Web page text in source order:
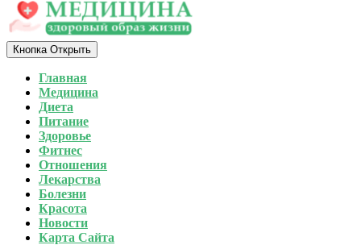
Кнопка Открыть
Главная
Медицина
Диета
Питание
Здоровье
Фитнес
Отношения
Лекарства
Болезни
Красота
Новости
Карта Сайта